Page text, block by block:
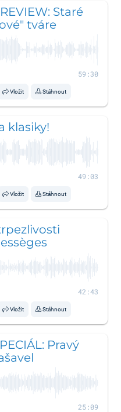
Staré
tváre
59:30
Vložit Stáhnout
klasiky!
49:03
Vložit Stáhnout
42:43
Vložit Stáhnout
Pravý
25:09